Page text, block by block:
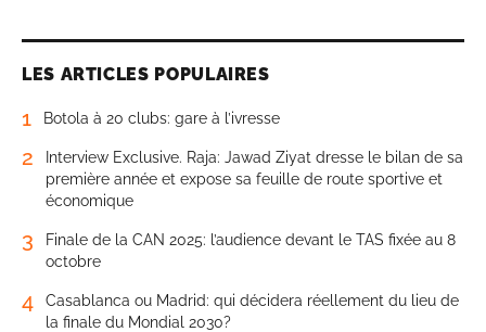
LES ARTICLES POPULAIRES
1 Botola à 20 clubs: gare à l’ivresse
2
Interview Exclusive. Raja: Jawad Ziyat dresse le bilan de sa
première année et expose sa feuille de route sportive et
économique
3
Finale de la CAN 2025: l’audience devant le TAS fixée au 8
octobre
4
Casablanca ou Madrid: qui décidera réellement du lieu de
la finale du Mondial 2030?